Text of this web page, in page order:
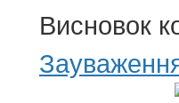
Висновок